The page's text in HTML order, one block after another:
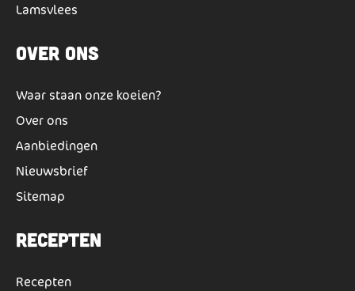
Lamsvlees
Over ons
Waar staan onze koeien?
Over ons
Aanbiedingen
Nieuwsbrief
Sitemap
Recepten
Recepten